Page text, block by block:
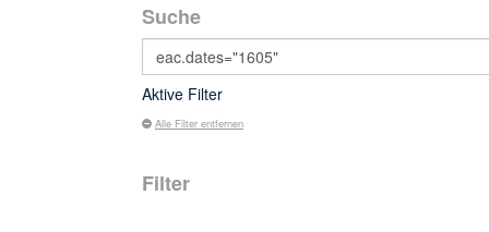
Suche
Aktive Filter
Alle Filter entfernen
Filter